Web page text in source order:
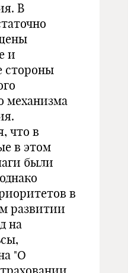
В
и
стороны
механизма
что в
в этом
были
в
развитии
на
"О